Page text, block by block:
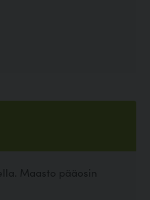
Maasto pääosin